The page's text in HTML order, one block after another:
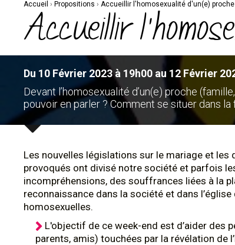
Accueil › Propositions › Accueillir l'homosexualité d'un(e) proche
Accueillir
Du 10 Février 2023 à 19h00 au 12 Février
Devant l’homosexualité d’un(e) proche
pouvoir en parler ? Comment se situer dans
Les nouvelles législations sur le mariage et les
provoqués ont divisé notre société et parfois
incompréhensions, des souffrances liées à la
reconnaissance dans la société et dans
homosexuelles.
L'objectif de ce week-end est d’aider des
parents, amis) touchées par la révélation de